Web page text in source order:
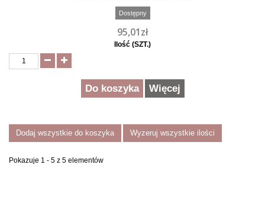
Dostępny
95,01zł
Ilość (SZT.)
Do koszyka Więcej
Dodaj wszystkie do koszyka Wyzeruj wszystkie ilości
Pokazuje 1 - 5 z 5 elementów